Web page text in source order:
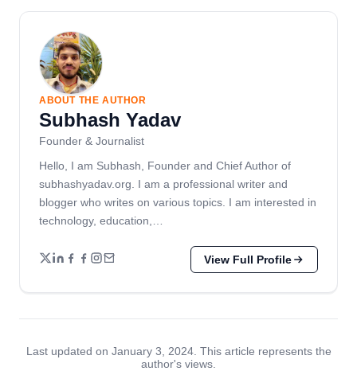
ABOUT THE AUTHOR
Subhash Yadav
Founder & Journalist
Hello, I am Subhash, Founder and Chief Author of
subhashyadav.org. I am a professional writer and
blogger who writes on various topics. I am interested in
technology, education,…
View Full Profile
Last updated on January 3, 2024. This article represents the
author's views.